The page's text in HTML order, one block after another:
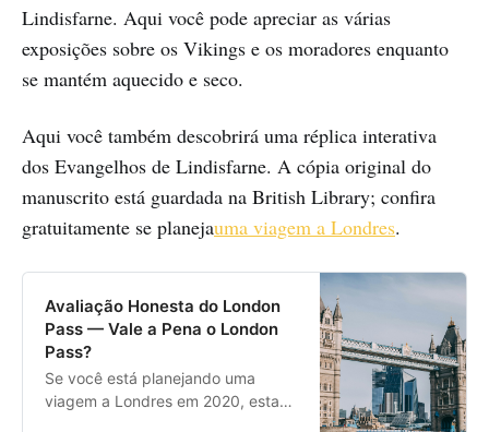
Lindisfarne. Aqui você pode apreciar as várias
exposições sobre os Vikings e os moradores enquanto
se mantém aquecido e seco.
Aqui você também descobrirá uma réplica interativa
dos Evangelhos de Lindisfarne. A cópia original do
manuscrito está guardada na British Library; confira
gratuitamente se planejauma viagem a Londres.
Avaliação Honesta do London
Pass — Vale a Pena o London
Pass?
Se você está planejando uma
viagem a Londres em 2020, esta